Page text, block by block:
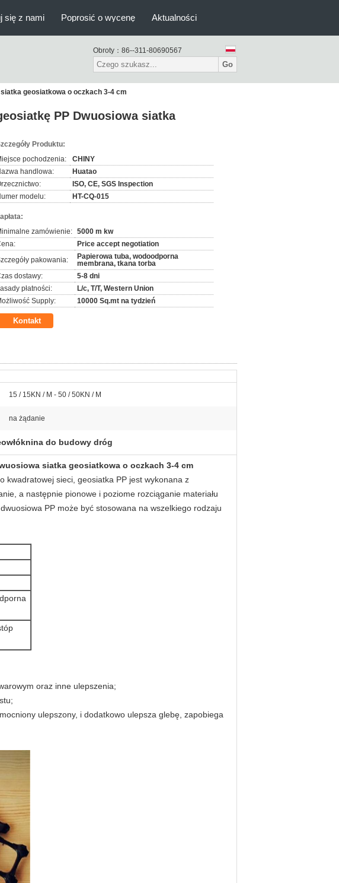
się z nami Poprosić o wycenę Aktualności
Obroty： 86--311-80690567
Go
geosiatkowa o oczkach 3-4 cm
PP Dwuosiowa siatka
Produktu:
pochodzenia:
CHINY
handlowa:
Huatao
ISO, CE, SGS Inspection
modelu:
HT-CQ-015
zamówienie: 5000 m kw
Price accept negotiation
pakowania:
Papierowa tuba, wodoodporna
membrana, tkana torba
dostawy:
5-8 dni
płatności:
L/c, T/T, Western Union
Supply:
10000 Sq.mt na tydzień
Kontakt
15 / 15KN / M - 50 / 50KN / M
na żądanie
do budowy dróg
siatka geosiatkowa o oczkach 3-4 cm
kwadratowej sieci, geosiatka PP jest wykonana z
a następnie pionowe i poziome rozciąganie materiału
PP może być stosowana na wszelkiego rodzaju
oraz inne ulepszenia;
ulepszony, i dodatkowo ulepsza glebę, zapobiega